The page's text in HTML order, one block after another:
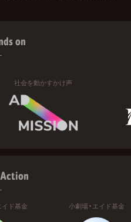
on
社会を動かすかけ声
イド基金 小劇場・エイド基金